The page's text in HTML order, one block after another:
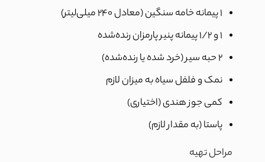
۱ پیمانه خامه سنگین (معادل ۲۴۰ میلی‌لیتر)
۱ و ۱/۲ پیمانه پنیر پارمزان رنده‌شده
۲ حبه سیر (خرد شده یا رنده‌شده)
نمک و فلفل سیاه به میزان لازم
کمی جوز هندی (اختیاری)
پاستا (به مقدار لازم)
مراحل تهیه